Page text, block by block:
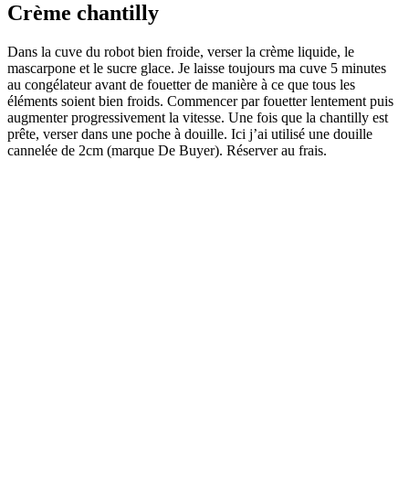
Crème chantilly
Dans la cuve du robot bien froide, verser la crème liquide, le
mascarpone et le sucre glace. Je laisse toujours ma cuve 5 minutes
au congélateur avant de fouetter de manière à ce que tous les
éléments soient bien froids. Commencer par fouetter lentement puis
augmenter progressivement la vitesse. Une fois que la chantilly est
prête, verser dans une poche à douille. Ici j’ai utilisé une douille
cannelée de 2cm (marque De Buyer). Réserver au frais.